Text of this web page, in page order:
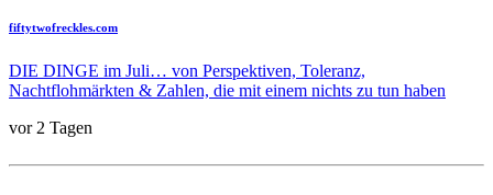
fiftytwofreckles.com
DIE DINGE im Juli… von Perspektiven, Toleranz,
Nachtflohmärkten & Zahlen, die mit einem nichts zu tun haben
vor 2 Tagen